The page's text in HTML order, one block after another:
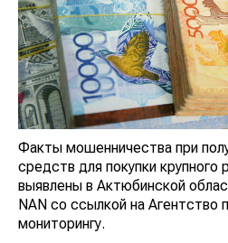
Факты мошенничества при
средств для покупки крупного
выявлены в Актюбинской
NAN со ссылкой на Агентство
мониторингу.